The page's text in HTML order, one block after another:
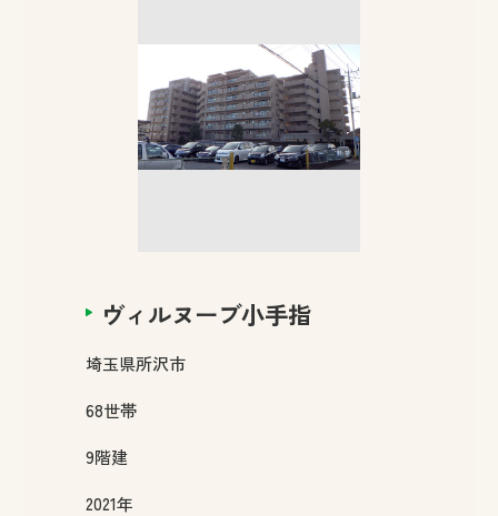
ヴィルヌーブ小手指
埼玉県所沢市
68世帯
9階建
2021年